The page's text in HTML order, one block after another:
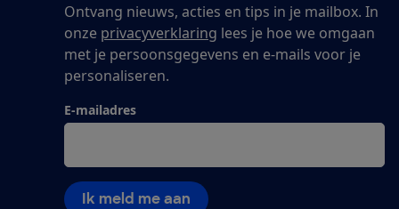
Ontvang nieuws, acties en tips in je mailbox. In
onze privacyverklaring lees je hoe we omgaan
met je persoonsgegevens en e-mails voor je
personaliseren.
E-mailadres
Ik meld me aan